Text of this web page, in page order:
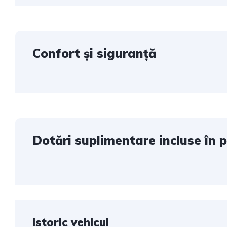
Confort și siguranță
Dotări suplimentare incluse în
Istoric vehicul